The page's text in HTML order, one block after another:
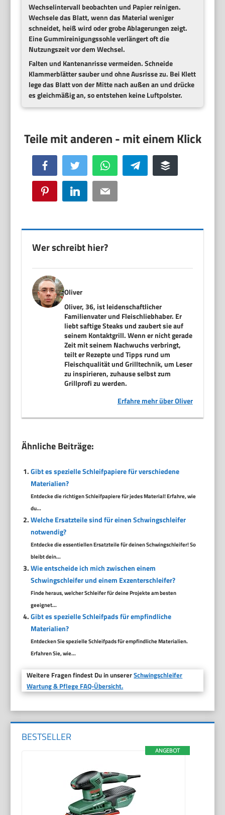
Wechselintervall beobachten und Papier reinigen.
Wechsele das Blatt, wenn das Material weniger
schneidet, heiß wird oder grobe Ablagerungen zeigt.
Eine Gummireinigungssohle verlängert oft die
Nutzungszeit vor dem Wechsel.
Falten und Kantenanrisse vermeiden.Schneide
Klammerblätter sauber und ohne Ausrisse zu. Bei Klett
lege das Blatt von der Mitte nach außen an und drücke
es gleichmäßig an, so entstehen keine Luftpolster.
Facebook Twitter WhatsApp Telegram Buffer
Pinterest LinkedIn Email
Wer schreibt hier?
Oliver
Oliver, 36, ist leidenschaftlicher
Familienvater und Fleischliebhaber. Er
liebt saftige Steaks und zaubert sie auf
seinem Kontaktgrill. Wenn er nicht gerade
Zeit mit seinem Nachwuchs verbringt,
teilt er Rezepte und Tipps rund um
Fleischqualität und Grilltechnik, um Leser
zu inspirieren, zuhause selbst zum
Grillprofi zu werden.
Erfahre mehr über Oliver
Ähnliche Beiträge:
Gibt es spezielle Schleifpapiere für verschiedene
Materialien?
Entdecke die richtigen Schleifpapiere für jedes Material! Erfahre, wie
du...
Welche Ersatzteile sind für einen Schwingschleifer
notwendig?
Entdecke die essentiellen Ersatzteile für deinen Schwingschleifer! So
bleibt dein...
Wie entscheide ich mich zwischen einem
Schwingschleifer und einem Exzenterschleifer?
Finde heraus, welcher Schleifer für deine Projekte am besten
geeignet...
Gibt es spezielle Schleifpads für empfindliche
Materialien?
Entdecken Sie spezielle Schleifpads für empfindliche Materialien.
Erfahren Sie, wie...
Weitere Fragen findest Du in unsererSchwingschleifer
Wartung & Pflege FAQ-Übersicht.
BESTSELLER
ANGEBOT